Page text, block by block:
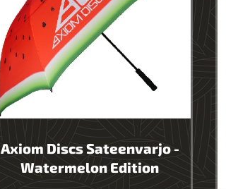
Axiom Discs Sateenvarjo -
Watermelon Edition